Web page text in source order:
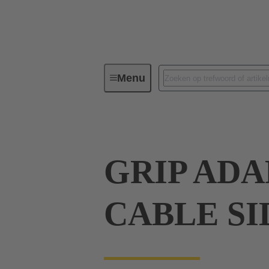
MenuIndustriële connectoren/Han®
GRIP
CABLE